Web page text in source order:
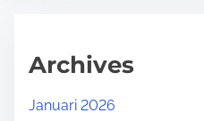
Archives
Januari 2026